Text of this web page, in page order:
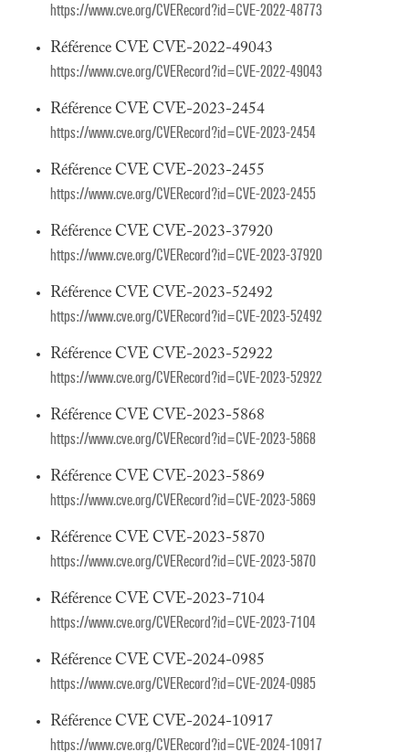
https://www.cve.org/CVERecord?id=CVE-2022-48773
Référence CVE CVE-2022-49043
https://www.cve.org/CVERecord?id=CVE-2022-49043
Référence CVE CVE-2023-2454
https://www.cve.org/CVERecord?id=CVE-2023-2454
Référence CVE CVE-2023-2455
https://www.cve.org/CVERecord?id=CVE-2023-2455
Référence CVE CVE-2023-37920
https://www.cve.org/CVERecord?id=CVE-2023-37920
Référence CVE CVE-2023-52492
https://www.cve.org/CVERecord?id=CVE-2023-52492
Référence CVE CVE-2023-52922
https://www.cve.org/CVERecord?id=CVE-2023-52922
Référence CVE CVE-2023-5868
https://www.cve.org/CVERecord?id=CVE-2023-5868
Référence CVE CVE-2023-5869
https://www.cve.org/CVERecord?id=CVE-2023-5869
Référence CVE CVE-2023-5870
https://www.cve.org/CVERecord?id=CVE-2023-5870
Référence CVE CVE-2023-7104
https://www.cve.org/CVERecord?id=CVE-2023-7104
Référence CVE CVE-2024-0985
https://www.cve.org/CVERecord?id=CVE-2024-0985
Référence CVE CVE-2024-10917
https://www.cve.org/CVERecord?id=CVE-2024-10917